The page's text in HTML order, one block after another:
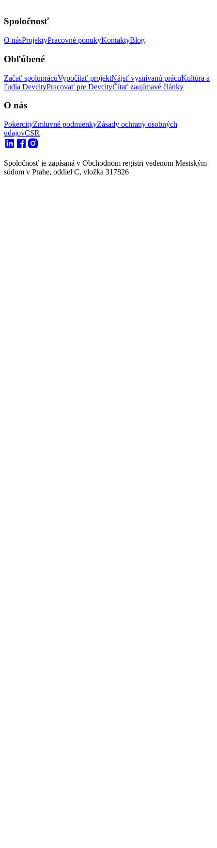
Spoločnosť
O násProjektyPracovné ponukyKontaktyBlog
Obľúbené
Začať spoluprácuVypočítať projektNájsť vysnívanú prácuKultúra a
ľudia DevcityPracovať pre DevcityČítať zaujímavé články
O nás
PokercityZmluvné podmienkyZásady ochrany osobných
údajovCSR
Spoločnosť je zapísaná v Obchodnom registri vedenom Mestským
súdom v Prahe, oddiel C, vložka 317826